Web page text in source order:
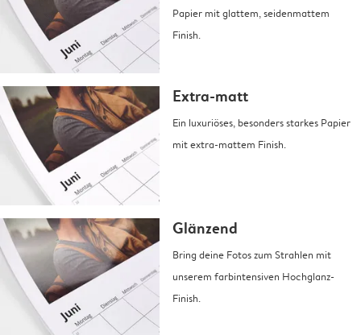
Papier mit glattem, seidenmattem
Finish.
Extra-matt
Ein luxuriöses, besonders starkes Papier
mit extra-mattem Finish.
Glänzend
Bring deine Fotos zum Strahlen mit
unserem farbintensiven Hochglanz-
Finish.